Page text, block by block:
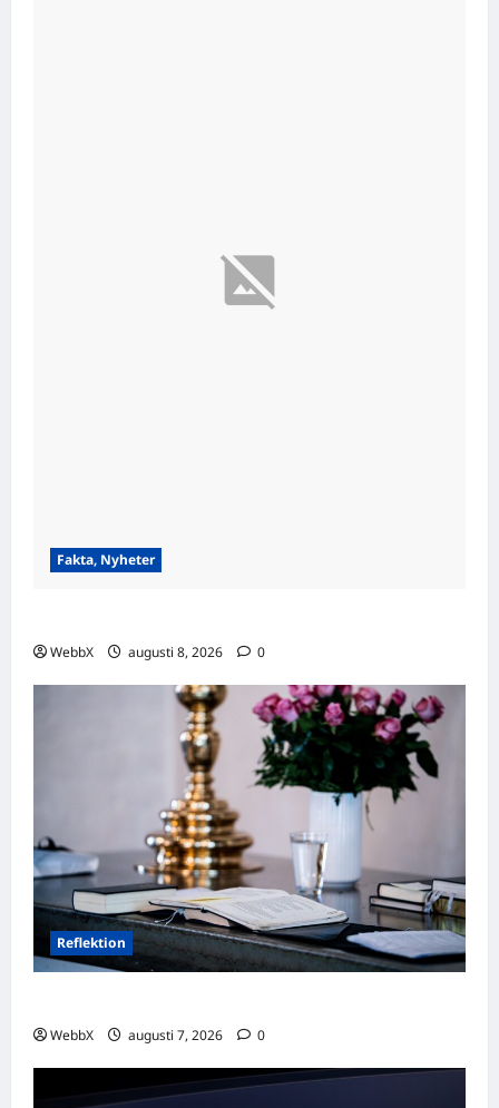
Fakta, Nyheter
WebbX augusti 8, 2026 0
Reflektion
WebbX augusti 7, 2026 0